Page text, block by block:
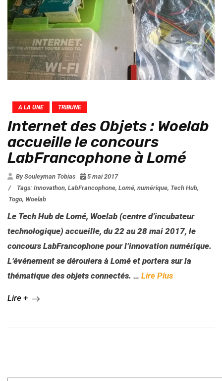
A LA UNE TRIBUNE
Internet des Objets : Woelab
accueille le concours
LabFrancophone à Lomé
By Souleyman Tobias
5 mai 2017
/
Tags: Innovathon, LabFrancophone, Lomé, numérique, Tech Hub,
Togo, Woelab
Le Tech Hub de Lomé, Woelab (centre d’incubateur
technologique) accueille, du 22 au 28 mai 2017, le
concours LabFrancophone pour l’innovation numérique.
L’événement se déroulera à Lomé et portera sur la
thématique des objets connectés. … Lire Plus
Lire +